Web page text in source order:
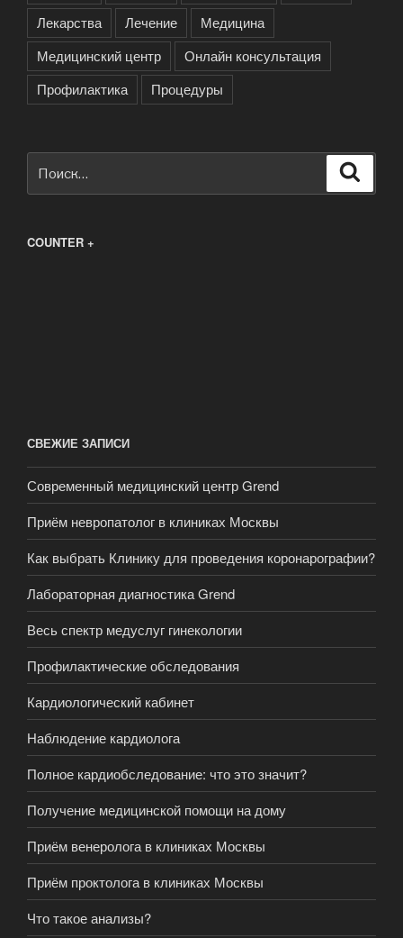
Лекарства
Лечение
Медицина
Медицинский центр
Онлайн консультация
Профилактика
Процедуры
COUNTER +
СВЕЖИЕ ЗАПИСИ
Современный медицинский центр Grend
Приём невропатолог в клиниках Москвы
Как выбрать Клинику для проведения коронарографии?
Лабораторная диагностика Grend
Весь спектр медуслуг гинекологии
Профилактические обследования
Кардиологический кабинет
Наблюдение кардиолога
Полное кардиобследование: что это значит?
Получение медицинской помощи на дому
Приём венеролога в клиниках Москвы
Приём проктолога в клиниках Москвы
Что такое анализы?